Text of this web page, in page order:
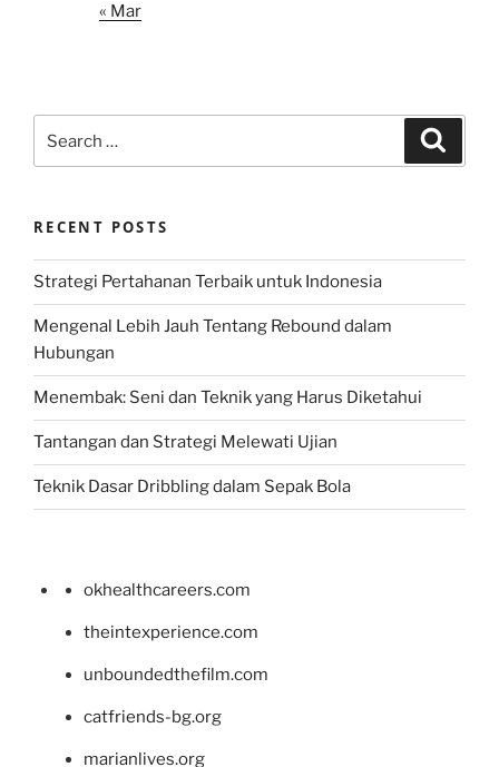
« Mar
for:
RECENT POSTS
Strategi Pertahanan Terbaik untuk Indonesia
Mengenal Lebih Jauh Tentang Rebound dalam
Hubungan
Menembak: Seni dan Teknik yang Harus Diketahui
Tantangan dan Strategi Melewati Ujian
Teknik Dasar Dribbling dalam Sepak Bola
okhealthcareers.com
theintexperience.com
unboundedthefilm.com
catfriends-bg.org
marianlives.org